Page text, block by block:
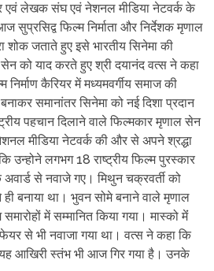
एवं लेखक संघ एवं नेशनल मीडिया नेटवर्क के
सुप्रसिद्व फिल्म निर्माता और निर्देशक मृणाल
जताते हुए इसे भारतीय सिनेमा की
को याद करते हुए श्री दयानंद वत्स ने कहा
कैरियर में मध्यमवर्गीय समाज की
समानांतर सिनेमा को नई दिशा प्रदान
पहचान दिलाने वाले फिल्मकार मृणाल सेन
मीडिया नेटवर्क की और से अपने श्रद्धा
उन्होने लगभग 18 राष्ट्रीय फिल्म पुरस्कार
से नवाजे गए। मिथुन चक्रवर्ती को
बनाया था। भुवन सोमे बनाने वाले मृणाल
में सम्मानित किया गया। मास्को मेंं
से भी नवाजा गया था। वत्स ने कहा कि
आखिरी स्तंभ भी आज गिर गया है। उनके